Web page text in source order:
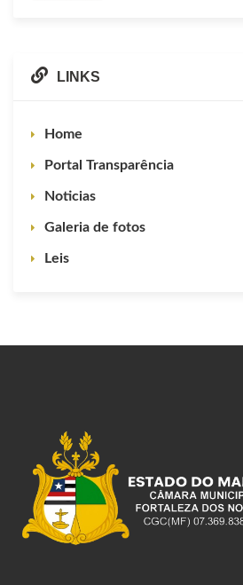
LINKS
Home
Portal Transparência
Noticias
Galeria de fotos
Leis